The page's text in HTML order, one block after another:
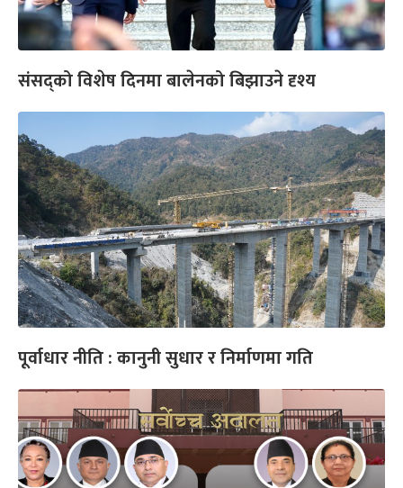
संसद्को विशेष दिनमा बालेनको बिझाउने दृश्य
पूर्वाधार नीति : कानुनी सुधार र निर्माणमा गति